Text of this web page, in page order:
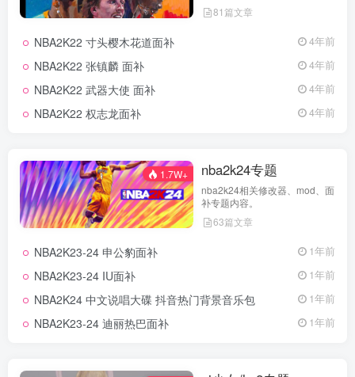
81篇文章
NBA2K22 寸头樱木花道面补 4年前
NBA2K22 张镇麟 面补 4年前
NBA2K22 武器大使 面补 4年前
NBA2K22 权志龙面补 4年前
1.7W+ nba2k24专题
nba2k24相关修改器、mod、面
补专题内容。
63篇文章
NBA2K23-24 申公豹面补 1年前
NBA2K23-24 IU面补 1年前
NBA2K24 中文说唱大碟 抖音热门背景音乐包 1年前
NBA2K23-24 迪丽热巴面补 1年前